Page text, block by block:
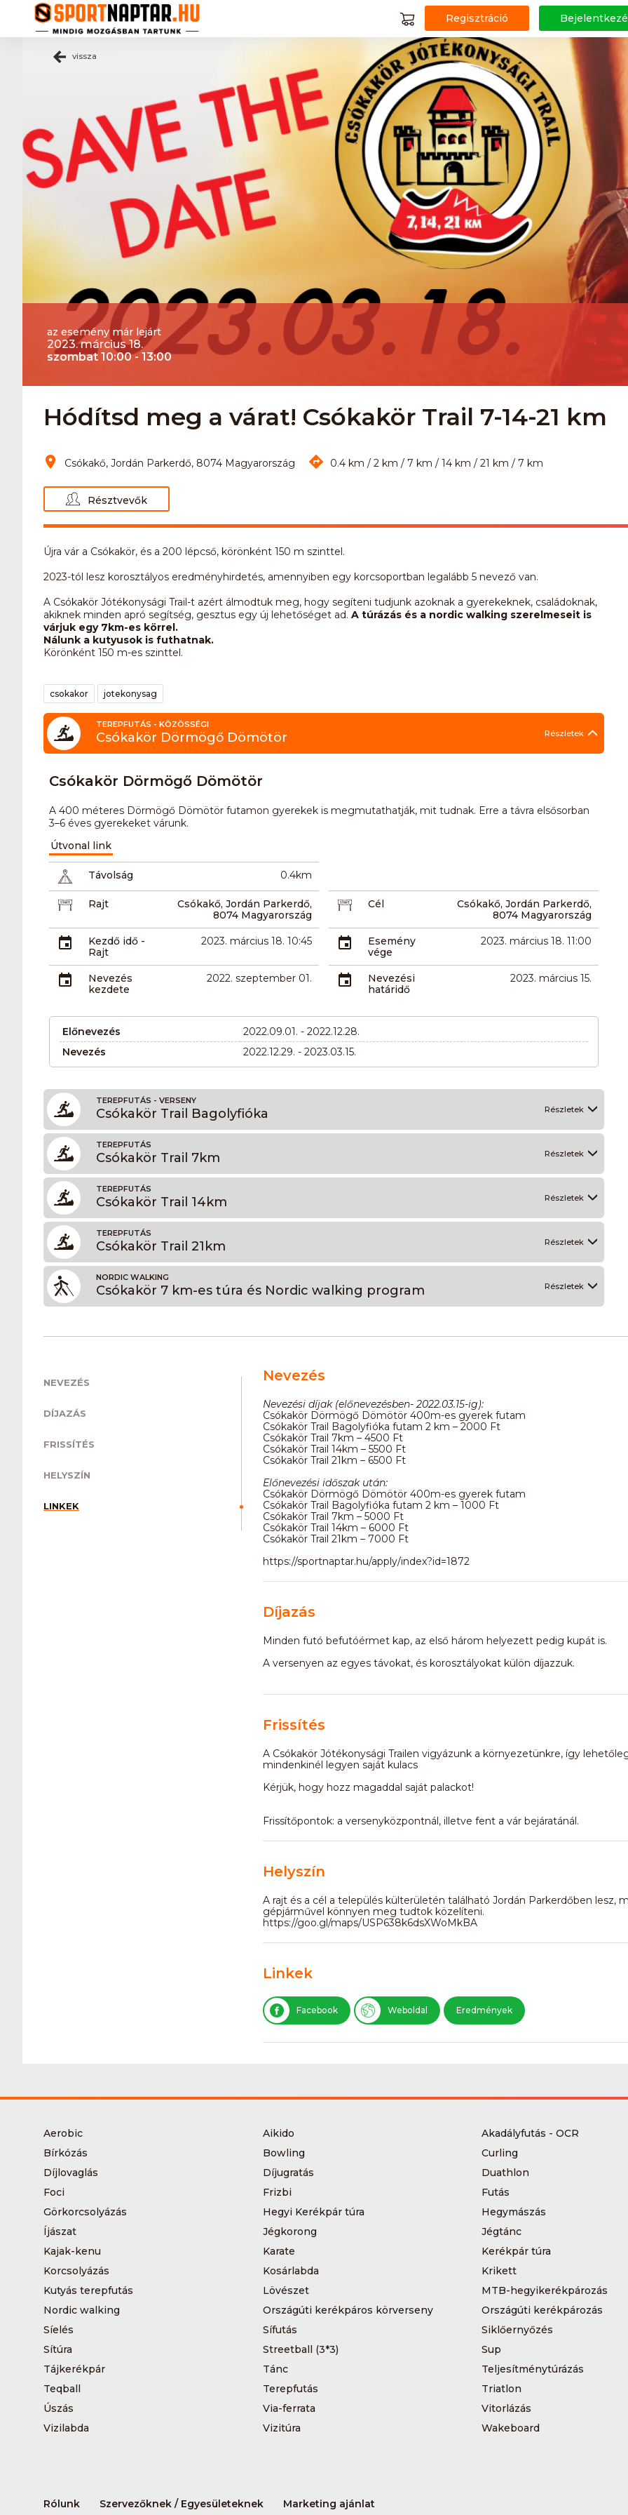
Regisztráció
vissza
az esemény már lejárt
2023. március 18.
szombat 10:00 - 13:00
Hódítsd meg a várat! Csókakör Trail 7-14-21 km
Csókakő, Jordán Parkerdő, 8074 Magyarország 0.4 km / 2 km / 7 km / 14 km / 21 km / 7 km
Résztvevők
Újra vár a Csókakör, és a 200 lépcső, körönként 150 m szinttel.
2023-tól lesz korosztályos eredményhirdetés, amennyiben egy korcsoportban legalább 5 nevező van.
A Csókakör Jótékonysági Trail-t azért álmodtuk meg, hogy segíteni tudjunk azoknak a gyerekeknek, családoknak,
akiknek minden apró segítség, gesztus egy új lehetőséget ad. A túrázás és a nordic walking szerelmeseit is
várjuk egy 7km-es körrel.
Nálunk a kutyusok is futhatnak.
Körönként 150 m-es szinttel.
csokakor jotekonysag
TEREPFUTÁS - KÖZÖSSÉGI
Csókakör Dörmögő Dömötör Részletek
Csókakör Dörmögő Dömötör
A 400 méteres Dörmögő Dömötör futamon gyerekek is megmutathatják, mit tudnak. Erre a távra elsősorban
3–6 éves gyerekeket várunk.
Útvonal link
Távolság 0.4km
Rajt
Csókakő, Jordán Parkerdő,
8074 Magyarország
Cél
Csókakő, Jordán Parkerdő,
8074 Magyarország
Kezdő idő -
Rajt
2023. március 18. 10:45
Esemény
vége
2023. március 18. 11:00
Nevezés
kezdete
2022. szeptember 01.
Nevezési
határidő
2023. március 15.
Előnevezés
2022.09.01. - 2022.12.28.
Nevezés
2022.12.29. - 2023.03.15.
TEREPFUTÁS - VERSENY
Csókakör Trail Bagolyfióka Részletek
TEREPFUTÁS
Csókakör Trail 7km Részletek
TEREPFUTÁS
Csókakör Trail 14km Részletek
TEREPFUTÁS
Csókakör Trail 21km Részletek
NORDIC WALKING
Csókakör 7 km-es túra és Nordic walking program Részletek
NEVEZÉS
DÍJAZÁS
FRISSÍTÉS
HELYSZÍN
LINKEK
Nevezés
Nevezési díjak (előnevezésben- 2022.03.15-ig):
Csókakör Dörmögő Dömötör 400m-es gyerek futam
Csókakör Trail Bagolyfióka futam 2 km – 2000 Ft
Csókakör Trail 7km – 4500 Ft
Csókakör Trail 14km – 5500 Ft
Csókakör Trail 21km – 6500 Ft
Előnevezési időszak után:
Csókakör Dörmögő Dömötör 400m-es gyerek futam
Csókakör Trail Bagolyfióka futam 2 km – 1000 Ft
Csókakör Trail 7km – 5000 Ft
Csókakör Trail 14km – 6000 Ft
Csókakör Trail 21km – 7000 Ft
https://sportnaptar.hu/apply/index?id=1872
Díjazás
Minden futó befutóérmet kap, az első három helyezett pedig kupát is.
A versenyen az egyes távokat, és korosztályokat külön díjazzuk.
Frissítés
A Csókakör Jótékonysági Trailen vigyázunk a környezetünkre, így
mindenkinél legyen saját kulacs
Kérjük, hogy hozz magaddal saját palackot!
Frissítőpontok: a versenyközpontnál, illetve fent a vár bejáratánál.
Helyszín
A rajt és a cél a település külterületén található Jordán Parkerdőben lesz,
gépjárművel könnyen meg tudtok közelíteni.
https://goo.gl/maps/USP638k6dsXWoMkBA
Linkek
Facebook Weboldal Eredmények
Aerobic Aikido
Akadályfutás - OCR
Bírkózás
Bowling
Curling
Díjlovaglás
Díjugratás
Duathlon
Foci
Frizbi
Futás
Görkorcsolyázás
Hegyi Kerékpár túra
Hegymászás
Íjászat
Jégkorong
Jégtánc
Kajak-kenu
Karate
Kerékpár túra
Korcsolyázás
Kosárlabda
Krikett
Kutyás terepfutás
Lövészet
MTB-hegyikerékpározás
Nordic walking
Országúti kerékpáros körverseny
Országúti kerékpározás
Síelés
Sífutás
Siklőernyőzés
Sítúra
Streetball (3*3)
Sup
Tájkerékpár
Tánc
Teljesítménytúrázás
Teqball
Terepfutás
Triatlon
Úszás
Via-ferrata
Vitorlázás
Vizilabda
Vizitúra Wakeboard
Rólunk Szervezőknek / Egyesületeknek Marketing ajánlat